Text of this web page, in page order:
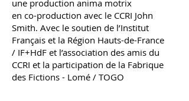
une production anima motrix
en co-production avec le CCRI John
Smith. Avec le soutien de l’Institut
Français et la Région Hauts-de-France
/ IF+HdF et l’association des amis du
CCRI et la participation de la Fabrique
des Fictions - Lomé / TOGO